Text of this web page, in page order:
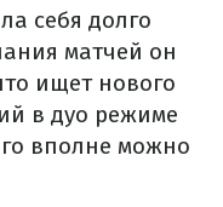
себя долго
матчей он
ищет нового
в дуо режиме
вполне можно